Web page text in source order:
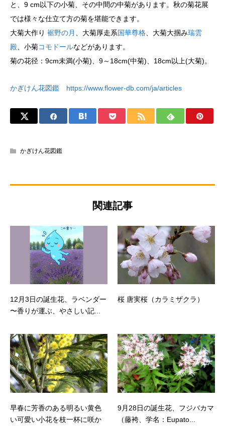
と、9 cm以下の小菊、その中間の中菊があります。秋の菊花展
では様々な仕立て方の菊を堪能できます。
大菊大作り 裾野の月 、大菊厚走系国華尊格 、大菊大掴み瑞雲
殿 、小菊コモドールなどがあります。
菊の花径：9cm未満(小菊)、9～18cm(中菊)、18cm以上(大菊)。
かぎけん花図鑑 https://www.flower-db.com/ja/articles
かぎけん花図鑑
関連記事
12月3日の誕生花、ラベンダー
〜香りが運ぶ、やさしい記...
桜 唐実桜（カラミザクラ）
早春に芳香のある明るい黄色
い可愛い小花を枝一杯に咲か
9月28日の誕生花、フジバカマ
（藤袴、学名：Eupato...